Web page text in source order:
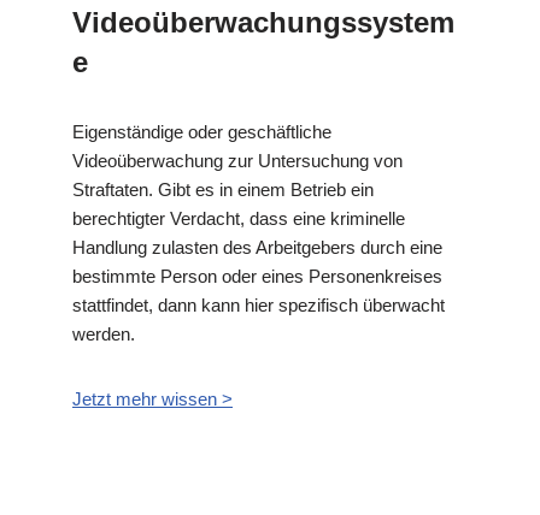
Videoüberwachungssystem
e
Eigenständige oder geschäftliche
Videoüberwachung zur Untersuchung von
Straftaten. Gibt es in einem Betrieb ein
berechtigter Verdacht, dass eine kriminelle
Handlung zulasten des Arbeitgebers durch eine
bestimmte Person oder eines Personenkreises
stattfindet, dann kann hier spezifisch überwacht
werden.
Jetzt mehr wissen >